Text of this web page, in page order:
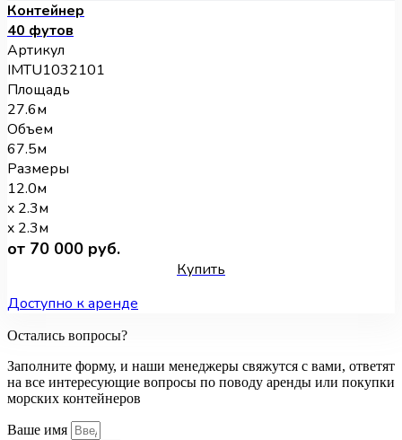
Контейнер
40 футов
Артикул
IMTU1032101
Площадь
27.6м
Объем
67.5м
Размеры
12.0м
x 2.3м
x 2.3м
от 70 000 руб.
Купить
Доступно к аренде
Остались вопросы?
Заполните форму, и наши менеджеры свяжутся с вами, ответят
на все интересующие вопросы по поводу аренды или покупки
морских контейнеров
Ваше имя